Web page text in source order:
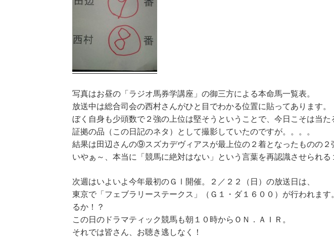
写真はお昼の「ラジオ馬券学講座」の御三方による本命馬一覧表。
放送中は総合司会の西村さんがひと目でわかる位置に貼ってあります。
ぼく自身も少頭数で２強の上位は堅そうということで、今日こそは当た
証拠の品（この日記のネタ）として撮影していたのですが。。。。
結果は田辺さんの⑨スズカデヴィアスが最上位の２着となったものの２
いやぁ～、本当に「競馬に絶対はない」という言葉を再認識させられる
次週はいよいよ今年最初のＧⅠ開催。２／２２（日）の放送日は、
東京で「フェブラリーステークス」（Ｇ１・ダ１６００）が行われま
るか！？
この日のドラマティック競馬も朝１０時からＯＮ．ＡＩＲ。
それでは皆さん、お聴き逃しなく！